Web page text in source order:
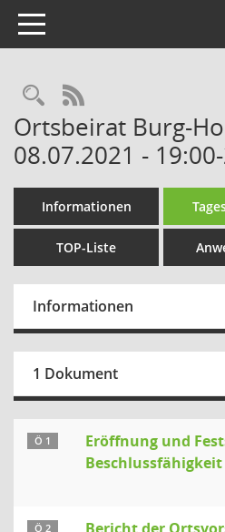
Toggle navigation
Rechercheauswahl
RSS-Feed
Ortsbeirat Burg-
08.07.2021 -
Informationen
TOP-Liste
Informationen
1 Dokument
Ö 1
Eröffnung und
Beschlussfähigkeit
Ö 2